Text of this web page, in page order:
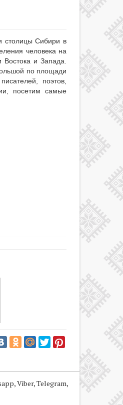
столицы Сибири в
человека на
и Запада.
по площади
поэтов,
посетим самые
Viber, Telegram,